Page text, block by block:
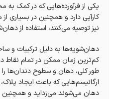
یکی از فرآورده‌هایی که در کمک
کارآیی دارد و همچنین در بسیاری از
نیز توصیه می‌کنند، استفاده از
دهان‌شویه‌ها به دلیل ترکیبات و
کم‌ترین زمان ممکن در تمام
طور کلی، دهان و سطوح دندان‌ها را
ارگانیسم‌هایی که باعث‌ ایجاد
دهان می‌شوند می‌زداید و همچنین